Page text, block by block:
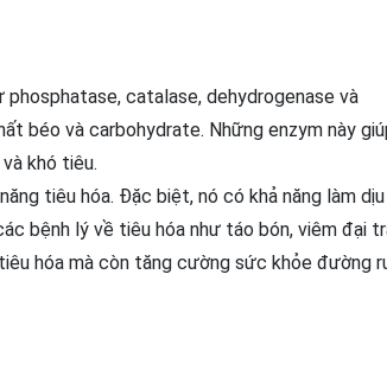
catalase, dehydrogenase và
béo và carbohydrate. Những enzym này
khó tiêu.
tiêu hóa. Đặc biệt, nó có khả năng làm dịu
bệnh lý về tiêu hóa như táo bón, viêm đại
hóa mà còn tăng cường sức khỏe đường